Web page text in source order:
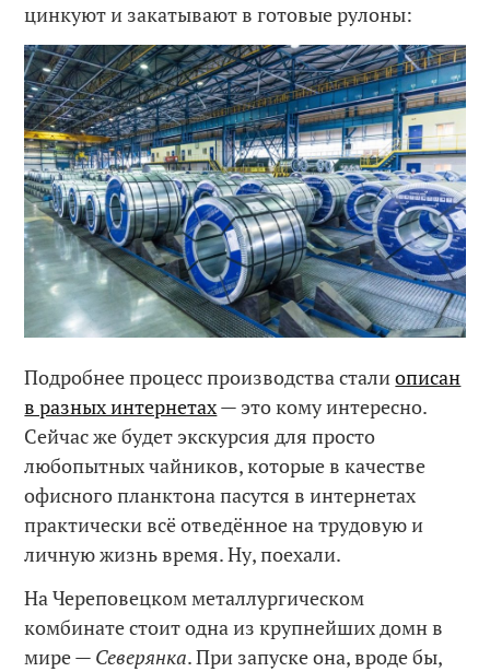
цинкуют и закатывают в готовые рулоны:
Подробнее процесс производства сталиописан
в разных интернетах— это кому интересно.
Сейчас же будет экскурсия для просто
любопытных чайников, которые в качестве
офисного планктона пасутся в интернетах
практически всё отведённое на трудовую и
личную жизнь время. Ну, поехали.
На Череповецком металлургическом
комбинате стоит одна из крупнейших домн в
мире — Северянка. При запуске она, вроде бы,